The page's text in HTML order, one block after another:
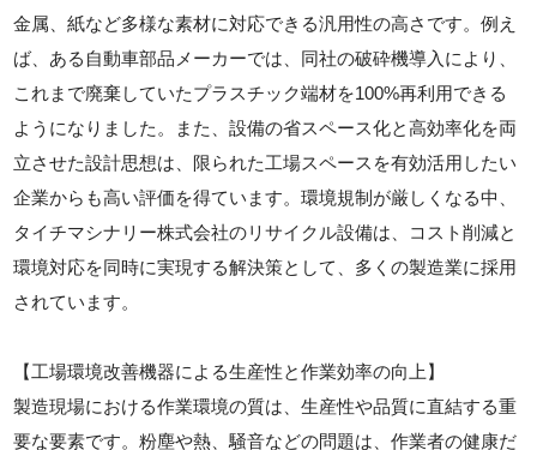
金属、紙など多様な素材に対応できる汎用性の高さです。例え
ば、ある自動車部品メーカーでは、同社の破砕機導入により、
これまで廃棄していたプラスチック端材を100%再利用できる
ようになりました。また、設備の省スペース化と高効率化を両
立させた設計思想は、限られた工場スペースを有効活用したい
企業からも高い評価を得ています。環境規制が厳しくなる中、
タイチマシナリー株式会社のリサイクル設備は、コスト削減と
環境対応を同時に実現する解決策として、多くの製造業に採用
されています。
【工場環境改善機器による生産性と作業効率の向上】
製造現場における作業環境の質は、生産性や品質に直結する重
要な要素です。粉塵や熱、騒音などの問題は、作業者の健康だ